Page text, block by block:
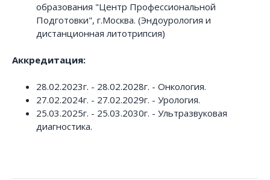
образования "Центр Профессиональной
Подготовки", г.Москва. (Эндоурология и
дистанционная литотрипсия)
Аккредитация:
28.02.2023г. - 28.02.2028г. - Онкология.
27.02.2024г. - 27.02.2029г. - Урология.
25.03.2025г. - 25.03.2030г. - Ультразвуковая
диагностика.